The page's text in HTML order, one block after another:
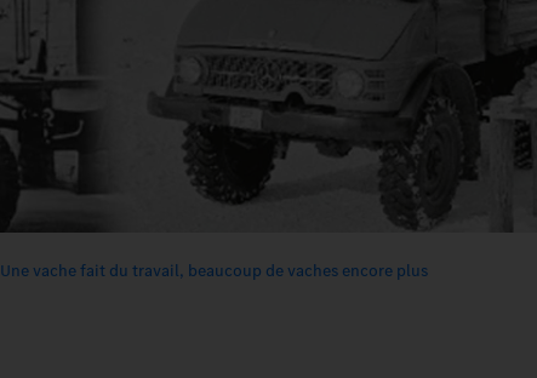
Une vache fait du travail, beaucoup de vaches encore plus